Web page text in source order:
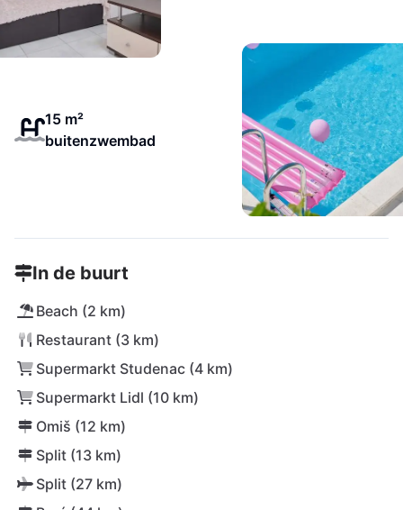
15 m²
buitenzwembad
In de buurt
Beach (2 km)
Restaurant (3 km)
Supermarkt Studenac (4 km)
Supermarkt Lidl (10 km)
Omiš (12 km)
Split (13 km)
Split (27 km)